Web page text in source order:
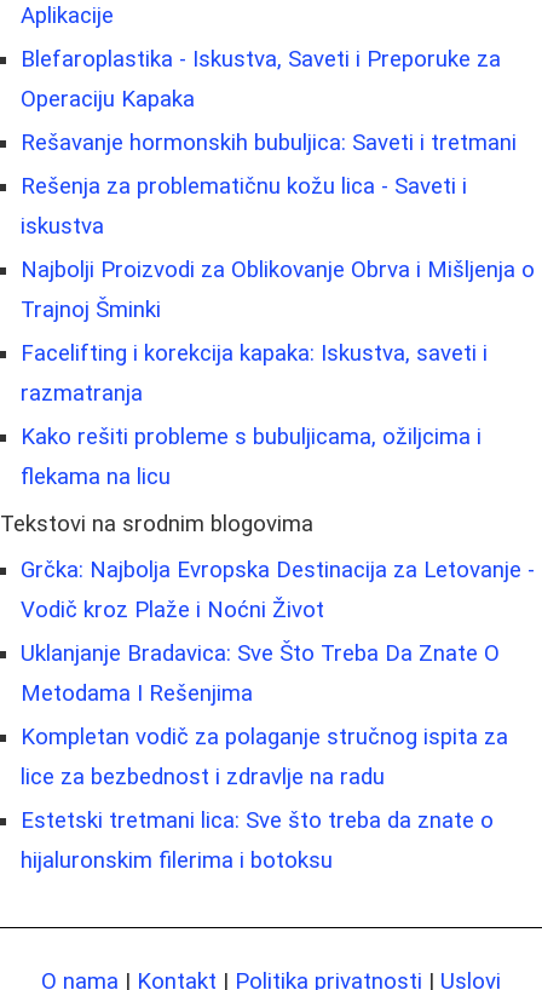
Aplikacije
Blefaroplastika - Iskustva, Saveti i Preporuke za
Operaciju Kapaka
Rešavanje hormonskih bubuljica: Saveti i tretmani
Rešenja za problematičnu kožu lica - Saveti i
iskustva
Najbolji Proizvodi za Oblikovanje Obrva i Mišljenja o
Trajnoj Šminki
Facelifting i korekcija kapaka: Iskustva, saveti i
razmatranja
Kako rešiti probleme s bubuljicama, ožiljcima i
flekama na licu
Tekstovi na srodnim blogovima
Grčka: Najbolja Evropska Destinacija za Letovanje -
Vodič kroz Plaže i Noćni Život
Uklanjanje Bradavica: Sve Što Treba Da Znate O
Metodama I Rešenjima
Kompletan vodič za polaganje stručnog ispita za
lice za bezbednost i zdravlje na radu
Estetski tretmani lica: Sve što treba da znate o
hijaluronskim filerima i botoksu
O nama | Kontakt | Politika privatnosti | Uslovi